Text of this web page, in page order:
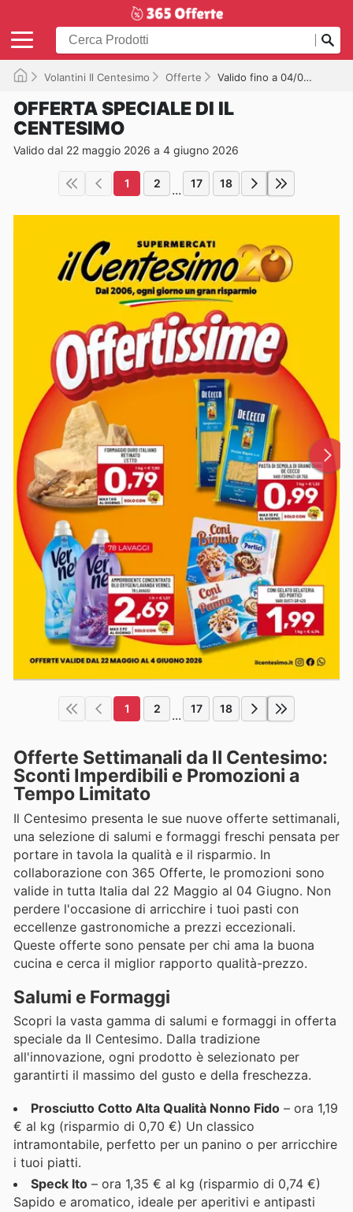
Volantini Il Centesimo Offerte Valido fino a 04/06/2026
OFFERTA SPECIALE DI IL
CENTESIMO
Valido dal 22 maggio 2026 a 4 giugno 2026
1 2 ... 17 18
1 2 ... 17 18
Offerte Settimanali da Il Centesimo:
Sconti Imperdibili e Promozioni a
Tempo Limitato
Il Centesimo presenta le sue nuove offerte settimanali,
una selezione di salumi e formaggi freschi pensata per
portare in tavola la qualità e il risparmio. In
collaborazione con 365 Offerte, le promozioni sono
valide in tutta Italia dal 22 Maggio al 04 Giugno. Non
perdere l'occasione di arricchire i tuoi pasti con
eccellenze gastronomiche a prezzi eccezionali.
Queste offerte sono pensate per chi ama la buona
cucina e cerca il miglior rapporto qualità-prezzo.
Salumi e Formaggi
Scopri la vasta gamma di salumi e formaggi in offerta
speciale da Il Centesimo. Dalla tradizione
all'innovazione, ogni prodotto è selezionato per
garantirti il massimo del gusto e della freschezza.
Prosciutto Cotto Alta Qualità Nonno Fido – ora 1,19
€ al kg (risparmio di 0,70 €) Un classico
intramontabile, perfetto per un panino o per arricchire
i tuoi piatti.
Speck Ito – ora 1,35 € al kg (risparmio di 0,74 €)
Sapido e aromatico, ideale per aperitivi e antipasti